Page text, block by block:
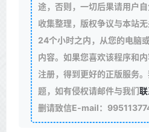
途，否则，一切后果请用户
收集整理，版权争议与本站
24个小时之内，从您的电脑
内容。如果您喜欢该程序和
注册，得到更好的正版服务
题，如有侵权请邮件与我们
删请致信E-mail：